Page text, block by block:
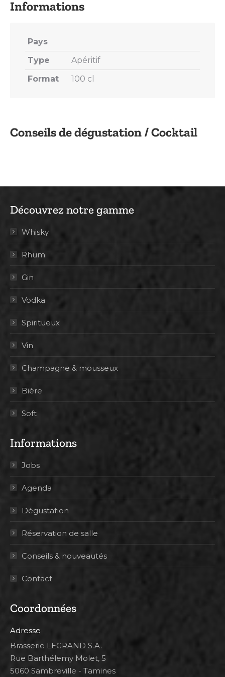
Conseils de dégustation / Cocktail
Pays
Type
Apéritif
Format
100 cl
Découvrez notre gamme
Whisky
Rhum
Gin
Vodka
Spiritueux
Vin
Champagne & mousseux
Bière
Soft
Informations
Jobs
Agenda
Dégustation
Réservation de salle
Conseils & nouveautés
Contact
Coordonnées
Adresse
Brasserie LEGRAND S.A.
Rue Barthélemy Molet, 5
5060 Sambreville - Tamines